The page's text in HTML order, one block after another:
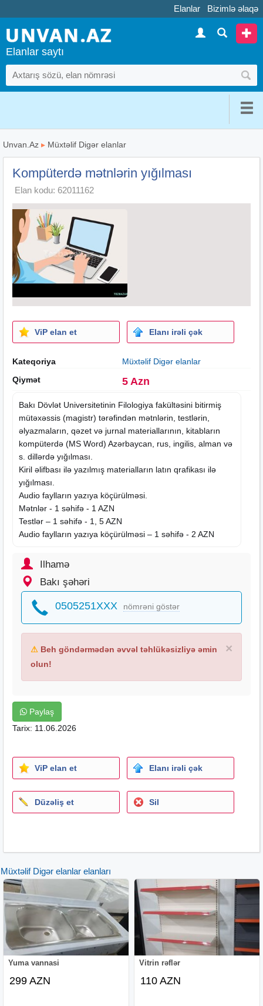
Elanlar Bizimlə əlaqə
Elanlar saytı
Unvan.Az ▸ Müxtəlif Digər elanlar
Kompüterdə mətnlərin yığılması
Elan kodu: 62011162
ViP elan et Elanı irəli çək
Kateqoriya
Müxtəlif Digər elanlar
Qiymət
5 Azn
Bakı Dövlət Universitetinin Filologiya fakültəsini bitirmiş
mütəxəssis (magistr) tərəfindən mətnlərin, testlərin,
əlyazmaların, qəzet və jurnal materiallarının, kitabların
kompüterdə (MS Word) Azərbaycan, rus, ingilis, alman və
s. dillərdə yığılması.
Kiril əlifbası ilə yazılmış materialların latın qrafikası ilə
yığılması.
Audio faylların yazıya köçürülməsi.
Mətnlər - 1 səhifə - 1 AZN
Testlər – 1 səhifə - 1, 5 AZN
Audio faylların yazıya köçürülməsi – 1 səhifə - 2 AZN
Ilhamə
Bakı şəhəri
0505251XXX nömrəni göstər
×
⚠ Beh göndərmədən əvvəl təhlükəsizliyə əmin
olun!
Paylaş
Tarix: 11.06.2026
ViP elan et Elanı irəli çək
Düzəliş et Sil
Müxtəlif Digər elanlar elanları
Yuma vannasi
299 AZN
Vitrin rəflər
110 AZN